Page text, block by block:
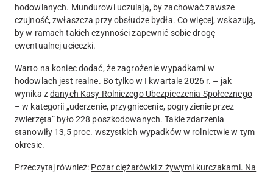
hodowlanych. Mundurowi uczulają, by zachować zawsze
czujność, zwłaszcza przy obsłudze bydła. Co więcej, wskazują,
by w ramach takich czynności zapewnić sobie drogę
ewentualnej ucieczki.
Warto na koniec dodać, że zagrożenie wypadkami w
hodowlach jest realne. Bo tylko w I kwartale 2026 r. – jak
wynika zdanych Kasy Rolniczego Ubezpieczenia Społecznego
– w kategorii „uderzenie, przygniecenie, pogryzienie przez
zwierzęta” było 228 poszkodowanych. Takie zdarzenia
stanowiły 13,5 proc. wszystkich wypadków w rolnictwie w tym
okresie.
Przeczytaj również: Pożar ciężarówki z żywymi kurczakami. Na